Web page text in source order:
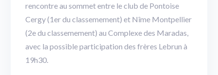
rencontre au sommet entre le club de Pontoise
Cergy (1er du classemement) et Nîme Montpellier
(2e du classemement) au Complexe des Maradas,
avec la possible participation des frères Lebrun à
19h30.